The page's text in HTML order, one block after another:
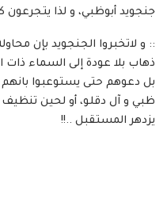
جنجويد أبوظبي، و لذا يتجرعون
:: و لاتخبروا الجنجويد بإن
ذهاب بلا عودة إلى السماء ذات
بل دعوهم حتى يستوعبوا بانهم
ظبي و آل دقلو، أو لحين
يزدهر المستقبل ..!!